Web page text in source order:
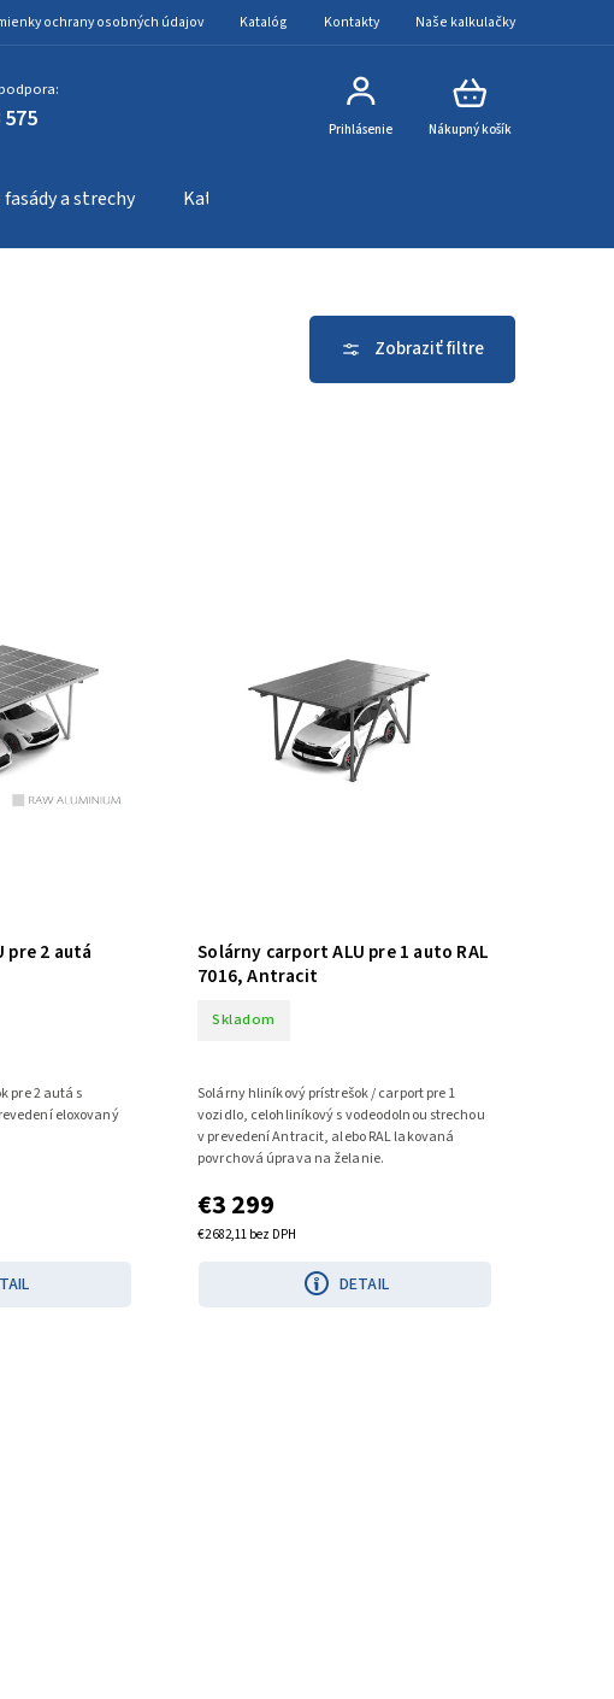
ochrany osobných údajov Katalóg Kontakty Naše kalkulačky
Nákupný košík
Prihlásenie
a strechy Katalóg
pre 2 autá
pre 2 autá s
eloxovaný
Solárny carport ALU pre 1 auto RAL
7016, Antracit
Skladom
€2 682,11 bez DPH
€3 299
DETAIL
Solárny hliníkový prístrešok / carport pre 1
vozidlo, celohliníkový s vodeodolnou strechou
v prevedení Antracit, alebo RAL lakovaná
povrchová úprava na želanie.